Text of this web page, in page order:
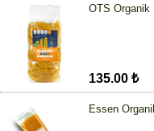
OTS Organik
135.00 ₺
Essen